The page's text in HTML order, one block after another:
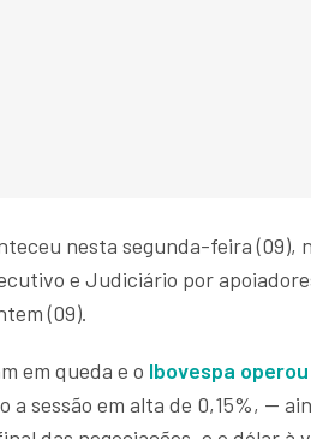
nesta segunda-feira (09),
e Judiciário por
(09).
em queda e o Ibovespa
a sessão em alta de 0,15%, —